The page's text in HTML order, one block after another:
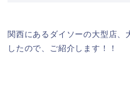
関西にあるダイソーの大型店、
したので、ご紹介します！！